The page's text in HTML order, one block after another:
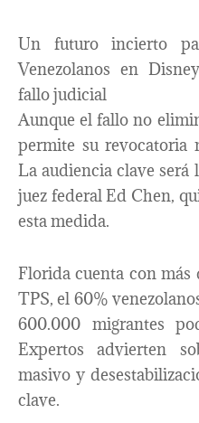
Un futuro incierto
Venezolanos en
fallo judicial
Aunque el fallo no
permite su revocatoria
La audiencia clave será
juez federal Ed Chen,
esta medida.
Florida cuenta con más
TPS, el 60%
600.000 migrantes
Expertos advierten
masivo y
clave.